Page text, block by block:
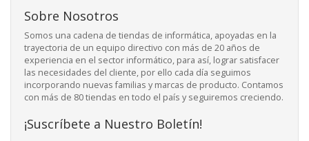
Sobre Nosotros
Somos una cadena de tiendas de informática, apoyadas en la
trayectoria de un equipo directivo con más de 20 años de
experiencia en el sector informático, para así, lograr satisfacer
las necesidades del cliente, por ello cada día seguimos
incorporando nuevas familias y marcas de producto. Contamos
con más de 80 tiendas en todo el país y seguiremos creciendo.
¡Suscríbete a Nuestro Boletín!